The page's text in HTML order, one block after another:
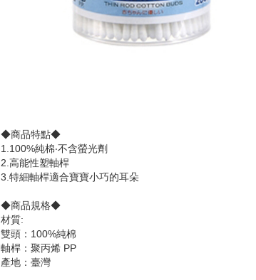
◆商品特點◆
1.100%純棉‧不含螢光劑
2.高能性塑軸桿
3.特細軸桿適合寶寶小巧的耳朵
◆商品規格◆
材質:
雙頭：100%純棉
軸桿：聚丙烯 PP
產地：臺灣